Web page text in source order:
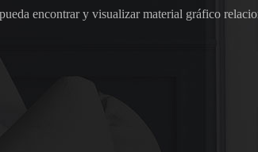
encontrar y visualizar material gráfico